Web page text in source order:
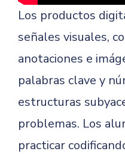
Los productos
señales visuales,
anotaciones e
palabras clave y
estructuras
problemas. Los
practicar